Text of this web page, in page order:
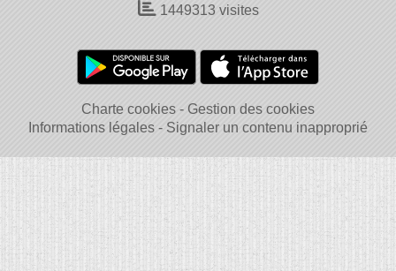
1449313 visites
Charte cookies
Gestion des cookies
Informations légales
Signaler un contenu inapproprié